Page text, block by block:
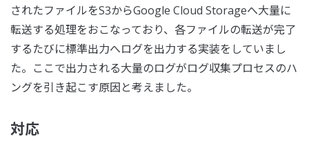
されたファイルをS3からGoogle Cloud Storageへ大量に
転送する処理をおこなっており、各ファイルの転送が完了
するたびに標準出力へログを出力する実装をしていまし
た。ここで出力される大量のログがログ収集プロセスのハ
ングを引き起こす原因と考えました。
対応